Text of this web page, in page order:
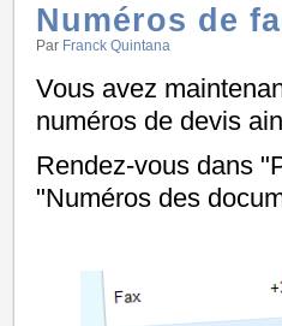
Numéros de
Par Franck Quintana
Vous avez
numéros de devis
Rendez-vous dans
"Numéros des